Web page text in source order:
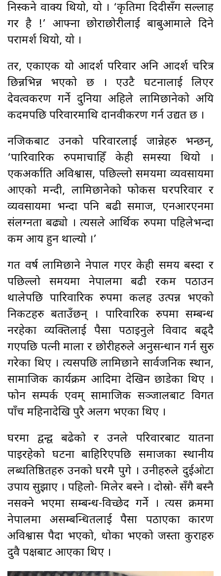
निस्कने वाक्य थियो, यो । ‘कृतिमा दिदीसँग सल्लाह
गर है !’ आफ्ना छोराछोरीलाई बाबुआमाले दिने
परामर्श थियो, यो ।
तर, एकाएक यो आदर्श परिवार अनि आदर्श चरित्र
छिन्नभिन्न भएको छ । एउटै घटनालाई लिएर
देवत्वकरण गर्ने दुनिया अहिले लामिछानेको अप्रिय
कदमपछि परिवारमाथि दानवीकरण गर्न उद्यत छ ।
नजिकबाट उनको परिवारलाई जान्नेहरु भन्छन्,
‘पारिवारिक रुपमाचाहिँ केही समस्या थियो ।
एकअर्काप्रति अविश्वास, पछिल्लो समयमा व्यवसायमा
आएको मन्दी, लामिछानेको फोकस घरपरिवार र
व्यवसायमा भन्दा पनि बढी समाज, एनआरएनमा
संलग्नता बढ्यो । त्यसले आर्थिक रुपमा पहिलेभन्दा
कम आय हुन थाल्यो ।’
गत वर्ष लामिछाने नेपाल गएर केही समय बस्दा र
पछिल्लो समयमा नेपालमा बढी रकम पठाउन
थालेपछि पारिवारिक रुपमा कलह उत्पन्न भएको
निकटहरु बताउँछन् । पारिवारिक रुपमा सम्बन्ध
नरहेका व्यक्तिलाई पैसा पठाइनुले विवाद बढ्दै
गएपछि पत्नी माला र छोरीहरुले अनुसन्धान गर्न सुरु
गरेका थिए । त्यसपछि लामिछाने सार्वजनिक स्थान,
सामाजिक कार्यक्रम आदिमा देखिन छाडेका थिए ।
फोन सम्पर्क एवम् सामाजिक सञ्जालबाट विगत
पाँच महिनादेखि पुरै अलग भएका थिए ।
घरमा द्वन्द्व बढेको र उनले परिवारबाट यातना
पाइरहेको घटना बाहिरिएपछि समाजका स्थानीय
लब्धप्रतिष्ठितहरु उनको घरमै पुगे । उनीहरुले दुईओटा
उपाय सुझाए । पहिलो- मिलेर बस्ने । दोस्रो- सँगै बस्नै
नसक्ने भएमा सम्बन्ध-विच्छेद गर्ने । त्यस क्रममा
नेपालमा असम्बन्धितलाई पैसा पठाएका कारण
अविश्वास पैदा भएको, धोका भएको जस्ता कुराहरु
दुवै पक्षबाट आएका थिए ।